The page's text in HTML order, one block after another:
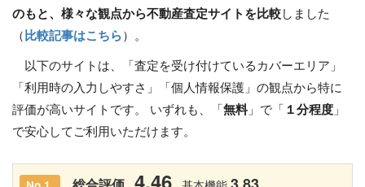
のもと、様々な観点から不動産査定サイトを比較 しました
（ 比較記事はこちら ）。
以下のサイトは、「査定を受け付けているカバーエリア」
「利用時の入力しやすさ」「個人情報保護」の観点から特に
評価が高いサイトです。 いずれも、「 無料」で「 １分程度 」
で安心してご利用いただけます。